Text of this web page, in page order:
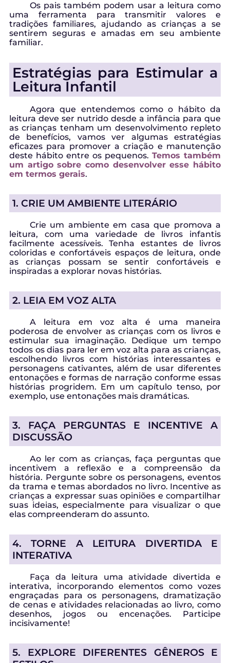
Os pais também podem usar a leitura como
uma ferramenta para transmitir valores e
tradições familiares, ajudando as crianças a se
sentirem seguras e amadas em seu ambiente
familiar.
Estratégias para Estimular a
Leitura Infantil
Agora que entendemos como o hábito da
leitura deve ser nutrido desde a infância para que
as crianças tenham um desenvolvimento repleto
de benefícios, vamos ver algumas estratégias
eficazes para promover a criação e manutenção
deste hábito entre os pequenos. Temos também
um artigo sobre como desenvolver esse hábito
em termos gerais.
1. CRIE UM AMBIENTE LITERÁRIO
Crie um ambiente em casa que promova a
leitura, com uma variedade de livros infantis
facilmente acessíveis. Tenha estantes de livros
coloridas e confortáveis ​​espaços de leitura, onde
as crianças possam se sentir confortáveis e
inspiradas a explorar novas histórias.
2. LEIA EM VOZ ALTA
A leitura em voz alta é uma maneira
poderosa de envolver as crianças com os livros e
estimular sua imaginação. Dedique um tempo
todos os dias para ler em voz alta para as crianças,
escolhendo livros com histórias interessantes e
personagens cativantes, além de usar diferentes
entonações e formas de narração conforme essas
histórias progridem. Em um capítulo tenso, por
exemplo, use entonações mais dramáticas.
3. FAÇA PERGUNTAS E INCENTIVE A
DISCUSSÃO
Ao ler com as crianças, faça perguntas que
incentivem a reflexão e a compreensão da
história. Pergunte sobre os personagens, eventos
da trama e temas abordados no livro. Incentive as
crianças a expressar suas opiniões e compartilhar
suas ideias, especialmente para visualizar o que
elas compreenderam do assunto.
4. TORNE A LEITURA DIVERTIDA E
INTERATIVA
Faça da leitura uma atividade divertida e
interativa, incorporando elementos como vozes
engraçadas para os personagens, dramatização
de cenas e atividades relacionadas ao livro, como
desenhos, jogos ou encenações. Participe
incisivamente!
5. EXPLORE DIFERENTES GÊNEROS E